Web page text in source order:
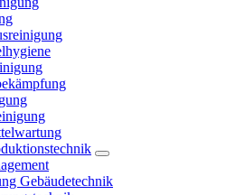
Gebäudetechnik